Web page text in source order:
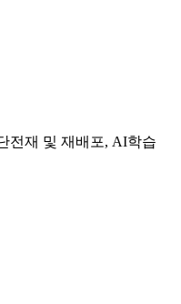
전재 및 재배포, AI학습